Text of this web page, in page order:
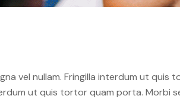
vel nullam. Fringilla interdum ut
ut quis tortor quam porta. Morbi